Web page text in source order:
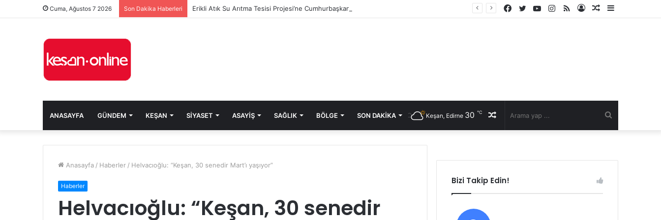
Cuma, Ağustos 7 2026 Son Dakika Haberleri Erikli Atık Su Arıtma Tesisi Projesi’ne Cumhurbaşkanlığı onayı
Rastgele
Kayıt
RSS
Instagram
YouTube
Twitter
Facebook
ANASAYFA GÜNDEM KEŞAN SIYASET ASAYIŞ SAĞLIK BÖLGE SON DAKIKA Rastgele
Keşan, Edirne 30 ℃
Anasayfa / Haberler / Helvacıoğlu: “Keşan, 30 senedir Mart’ı yaşıyor”
Haberler
Helvacıoğlu: “Keşan, 30 senedir
Bizi Takip Edin!